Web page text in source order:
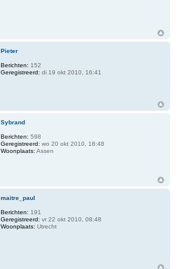
Pieter
Berichten: 152
Geregistreerd: di 19 okt 2010, 16:41
Sybrand
Berichten: 598
Geregistreerd: wo 20 okt 2010, 18:48
Woonplaats: Assen
maitre_paul
Berichten: 191
Geregistreerd: vr 22 okt 2010, 08:48
Woonplaats: Utrecht